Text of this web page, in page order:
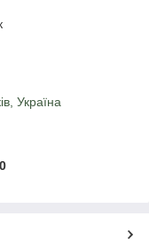
Україна